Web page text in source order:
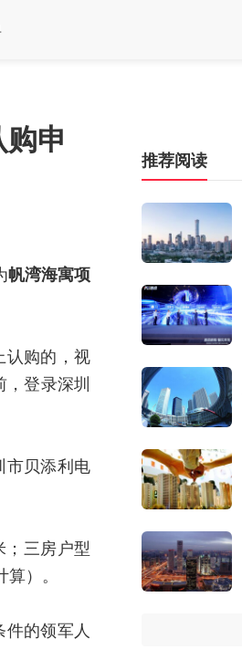
申
帆湾海寓项
认购的，视
登录深圳
市贝添利电
；三房户型
算）。
的领军人
推荐阅读